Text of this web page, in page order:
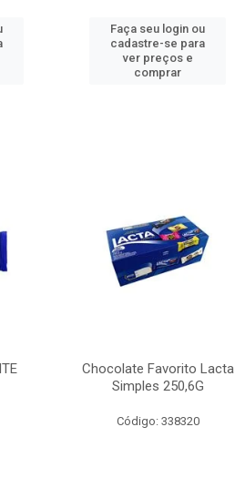
Faça seu login ou
cadastre-se para
ver preços e
comprar
Chocolate Favorito Lacta
Simples 250,6G
Código: 338320